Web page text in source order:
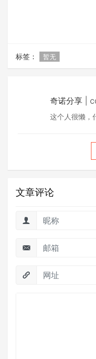
标签： 暂无
奇诺分享 |
这个人很懒，
文章评论